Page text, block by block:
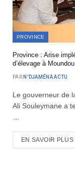
PROVINCE
Province : Arise
d’élevage à Moundou
PAR N'DJAMÉNA ACTU
Le gouverneur de
Ali Souleymane a
EN SAVOIR PLUS